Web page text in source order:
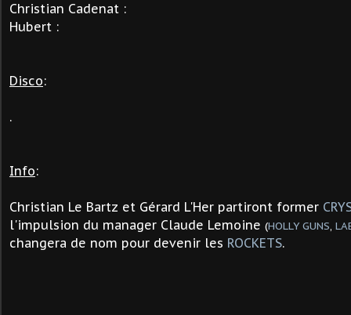
Christian Cadenat :
Hubert :
Disco:
.
Info:
Christian Le Bartz et Gérard L'Her partiront former
l'impulsion du manager Claude Lemoine (HOLLY GUNS,
changera de nom pour devenir les ROCKETS.